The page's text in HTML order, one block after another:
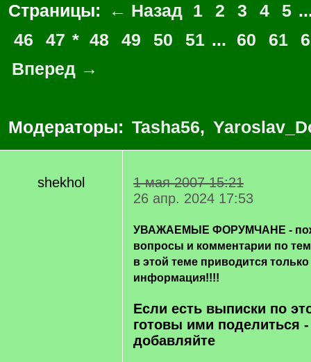
Страницы: ← Назад 1 2 3 4 5
46
47 * 48 49 50 51 ... 60 61
Вперед →
Модераторы: Tasha56,
shekhol
1 мая 2007 15:21
26 апр. 2024 17:53
УВАЖАЕМЫЕ ФОРУМЧАНЕ -
вопросы и комментарии по
в этой теме приводится
информация!!!!
Если есть выписки по
готовы ими поделиться
добавляйте